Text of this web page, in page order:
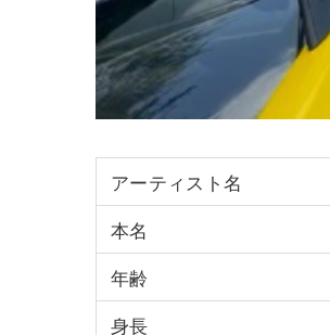
アーティスト名
本名
年齢
身長